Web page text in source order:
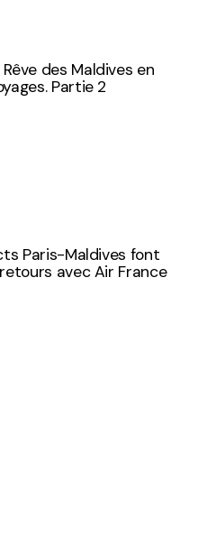
des Maldives en
Partie 2
Paris-Maldives font
avec Air France